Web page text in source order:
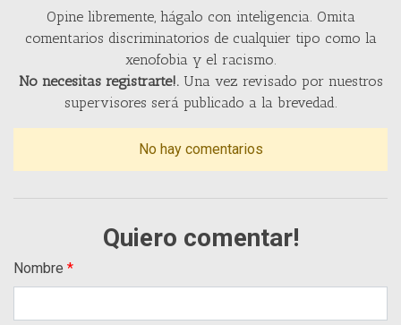
Opine libremente, hágalo con inteligencia. Omita
comentarios discriminatorios de cualquier tipo como la
xenofobia y el racismo.
No necesitas registrarte!.Una vez revisado por nuestros
supervisores será publicado a la brevedad.
No hay comentarios
Quiero comentar!
Nombre